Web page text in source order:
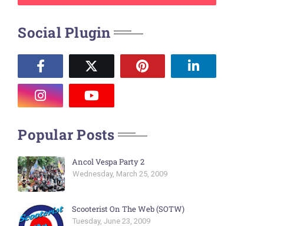
Social Plugin
Popular Posts
Ancol Vespa Party 2
Wednesday, March 25, 2009
Scooterist On The Web (SOTW)
Tuesday, June 23, 2009